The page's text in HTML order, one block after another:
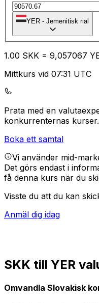
YER - Jemenitisk rial
1.00 SKK = 9,057067
Mittkurs vid 07:31 UTC
Prata med en
konkurrenternas kurser.
Boka ett samtal
Vi använder mid-
Det görs endast i
få denna kurs när du
Visste du att du kan
Anmäl dig idag
SKK till YER
Omvandla Slovakisk